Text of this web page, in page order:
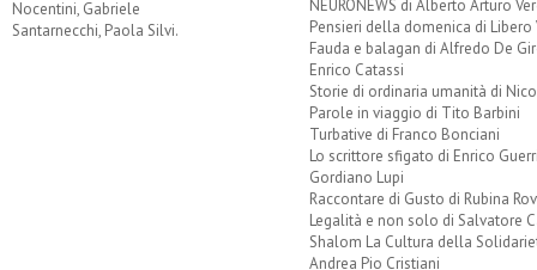
Nocentini, Gabriele
Santarnecchi, Paola Silvi.
NEURONEWS di Alberto Arturo
Pensieri della domenica di Libero
Fauda e balagan di Alfredo De
Enrico Catassi
Storie di ordinaria umanità di
Parole in viaggio di Tito Barbini
Turbative di Franco Bonciani
Lo scrittore sfigato di Enrico
Gordiano Lupi
Raccontare di Gusto di Rubina
Legalità e non solo di Salvatore
Shalom La Cultura della
Andrea Pio Cristiani